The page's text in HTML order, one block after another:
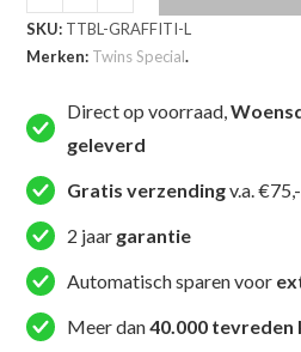
Special
Kickboksbroekje
(TTBL
GRAFFITI)
aantal
SKU: TTBL-GRAFFITI-L
Merken: Twins Special.
Direct op voorraad,
geleverd
Gratis verzendingv.a.
2 jaar garantie
Automatisch sparen voor
Meer dan40.000 tevreden